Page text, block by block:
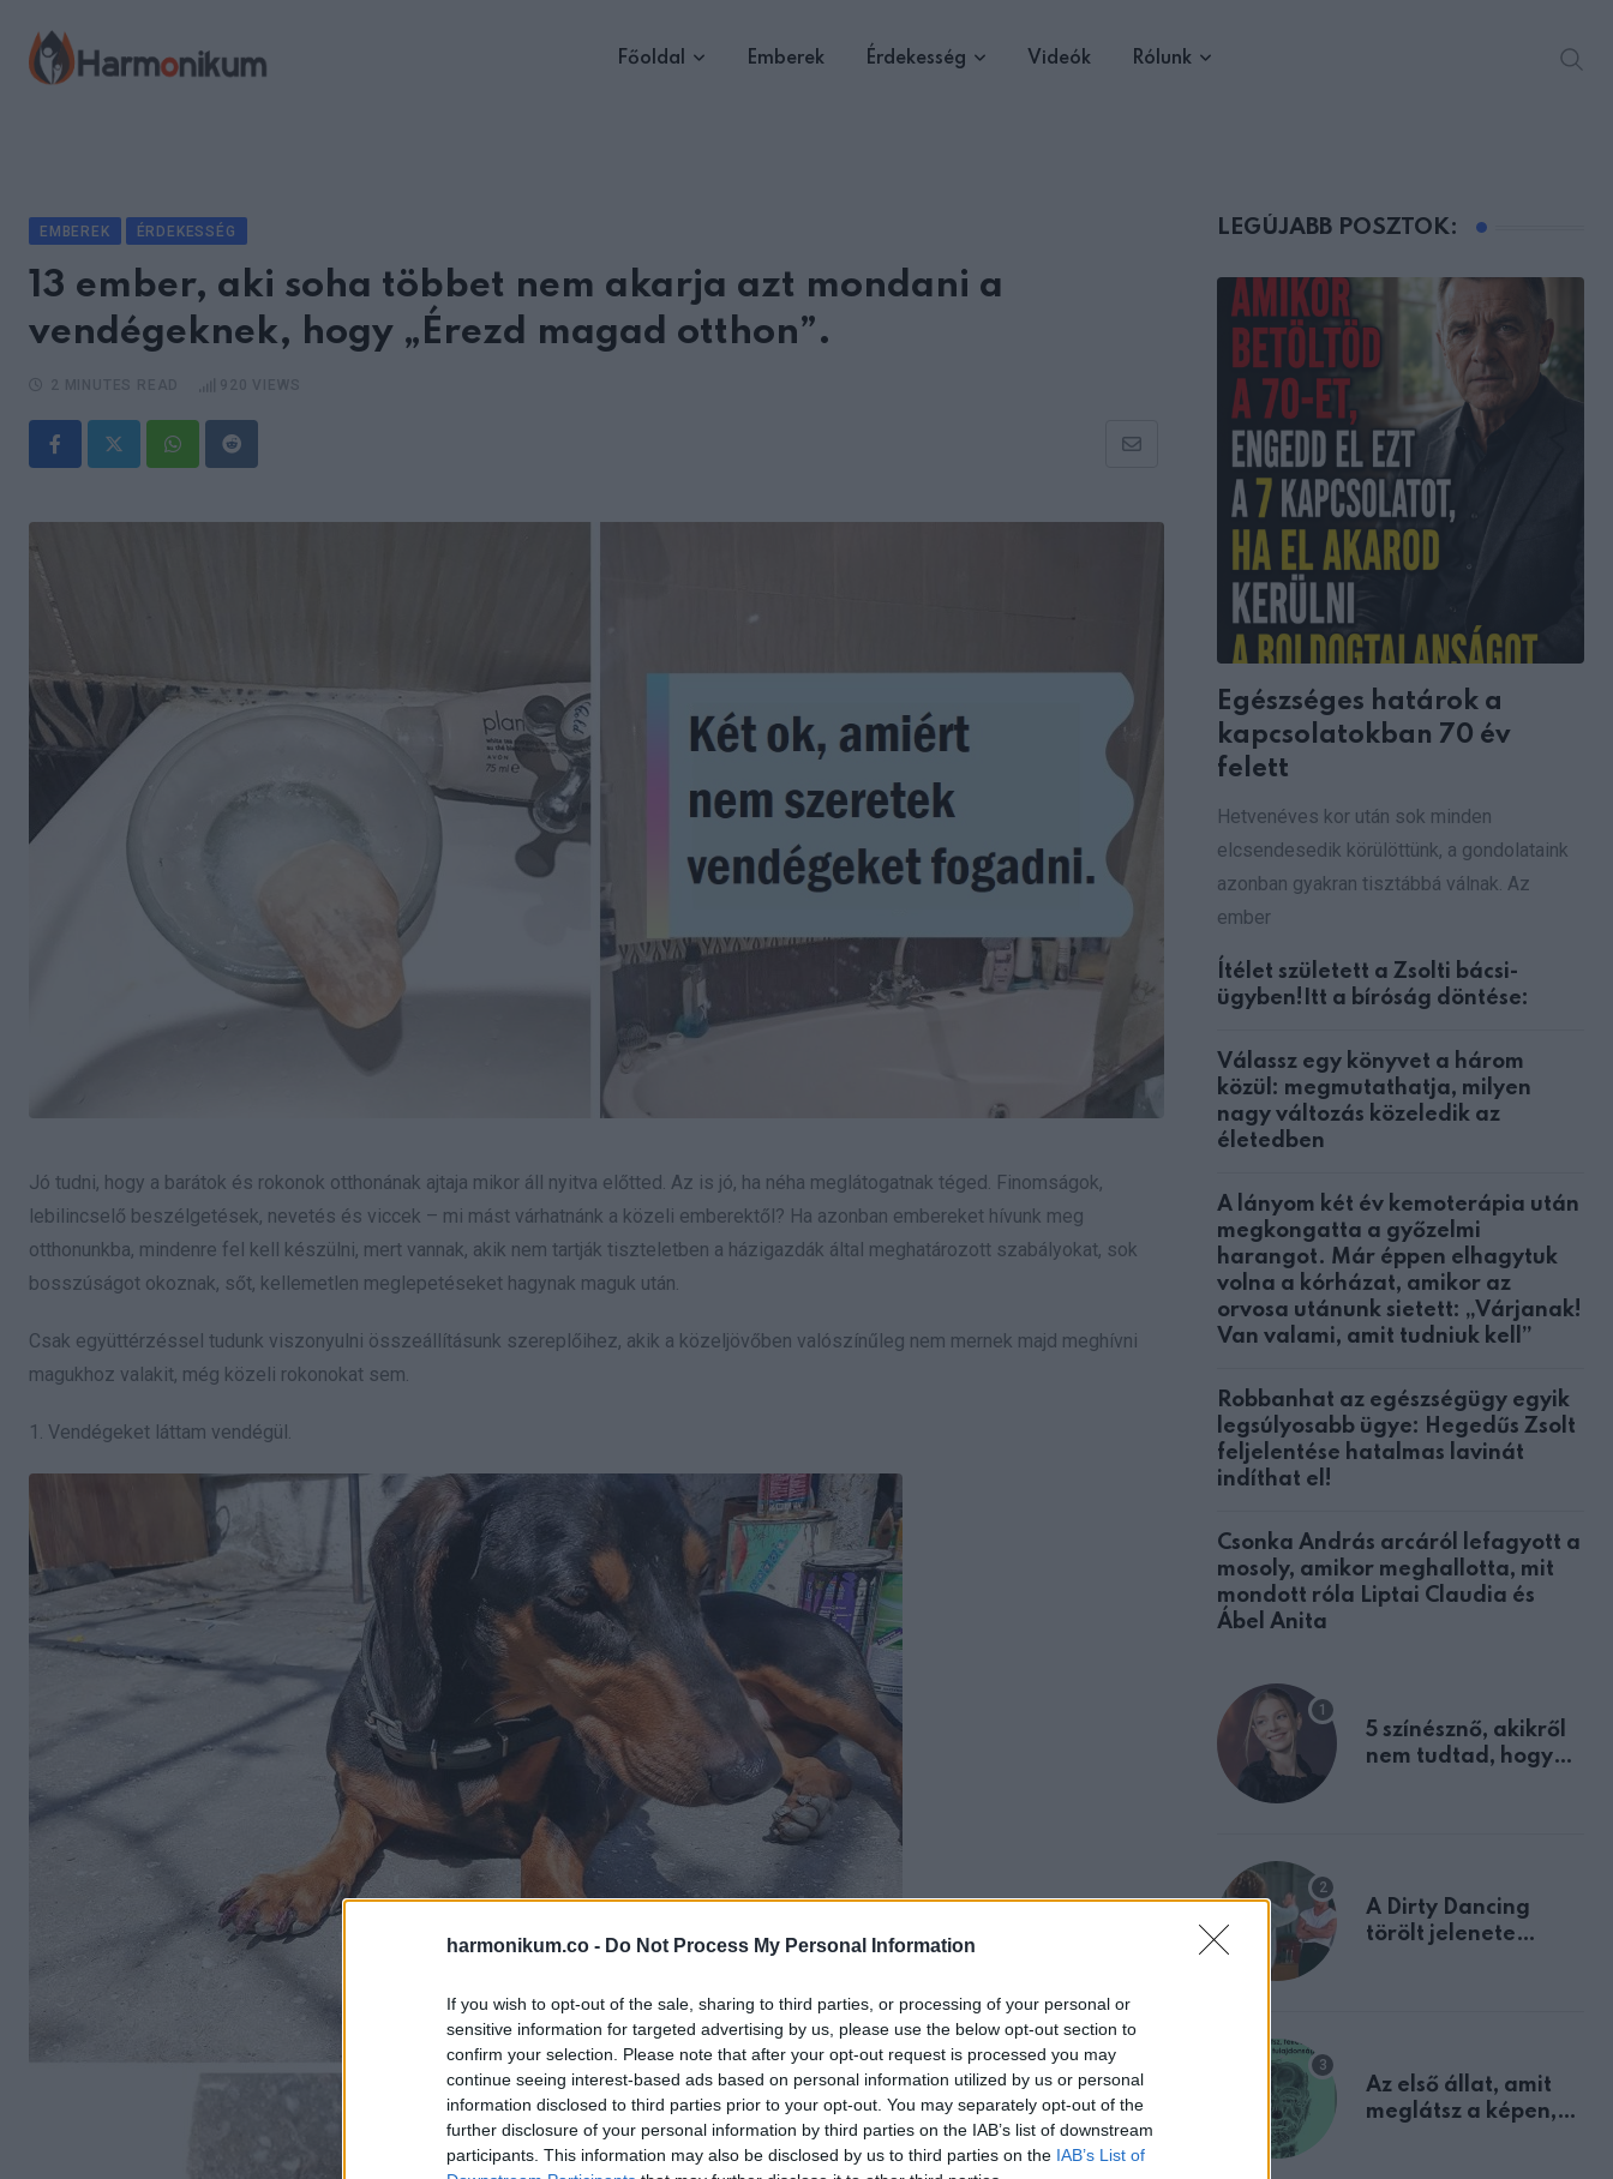
harmonikum.co - Do Not Process My Personal Information
If you wish to opt-out of the sale, sharing to third parties, or processing of your personal or
sensitive information for targeted advertising by us, please use the below opt-out section to
confirm your selection. Please note that after your opt-out request is processed you may
continue seeing interest-based ads based on personal information utilized by us or personal
information disclosed to third parties prior to your opt-out. You may separately opt-out of the
further disclosure of your personal information by third parties on the IAB’s list of downstream
participants. This information may also be disclosed by us to third parties on the IAB’s List of
content
Főoldal Emberek Érdekesség Videók Rólunk
EMBEREK ÉRDEKESSÉG
13 ember, aki soha többet nem akarja azt mondani a
vendégeknek, hogy „Érezd magad otthon”.
WhatsappReddit
Share
Email
Jó tudni, hogy a barátok és rokonok otthonának ajtaja mikor áll nyitva előtted. Az is jó, ha néha meglátogatnak téged. Finomságok,
lebilincselő beszélgetések, nevetés és viccek – mi mást várhatnánk a közeli emberektől? Ha azonban embereket hívunk meg
otthonunkba, mindenre fel kell készülni, mert vannak, akik nem tartják tiszteletben a házigazdák által meghatározott szabályokat, sok
bosszúságot okoznak, sőt, kellemetlen meglepetéseket hagynak maguk után.
Csak együttérzéssel tudunk viszonyulni összeállításunk szereplőihez, akik a közeljövőben valószínűleg nem mernek majd meghívni
magukhoz valakit, még közeli rokonokat sem.
1. Vendégeket láttam vendégül.
LEGÚJABB POSZTOK:
Egészséges határok a
kapcsolatokban 70 év
felett
Hetvenéves kor után sok minden
elcsendesedik körülöttünk, a gondolataink
azonban gyakran tisztábbá válnak. Az
ember
Ítélet született a Zsolti bácsi-
ügyben!Itt a bíróság döntése:
Válassz egy könyvet a három
közül: megmutathatja, milyen
nagy változás közeledik az
életedben
A lányom két év kemoterápia után
megkongatta a győzelmi
harangot. Már éppen elhagytuk
volna a kórházat, amikor az
orvosa utánunk sietett: „Várjanak!
Van valami, amit tudniuk kell”
Robbanhat az egészségügy egyik
legsúlyosabb ügye: Hegedűs Zsolt
feljelentése hatalmas lavinát
indíthat el!
Csonka András arcáról lefagyott a
mosoly, amikor meghallotta, mit
mondott róla Liptai Claudia és
Ábel Anita
5 színésznő, akikről
nem tudtad, hogy
A Dirty Dancing
törölt jelenete
Az első állat, amit
meglátsz a képen,